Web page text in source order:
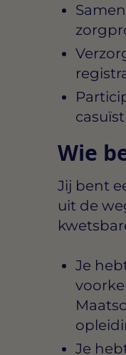
Wie
Jij bent
uit de
Je
Je